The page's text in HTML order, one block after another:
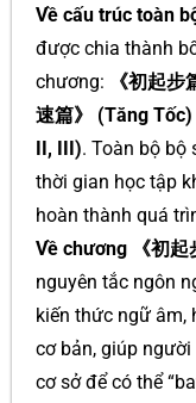
Về cấu trúc toàn
được chia thành
chương:
《初起
速篇》 (Tăng
II, III). Toàn bộ bộ
thời gian học tập
hoàn thành quá
Về chương 《初起
nguyên tắc ngôn
kiến thức ngữ âm,
cơ bản, giúp
cơ sở để có thể